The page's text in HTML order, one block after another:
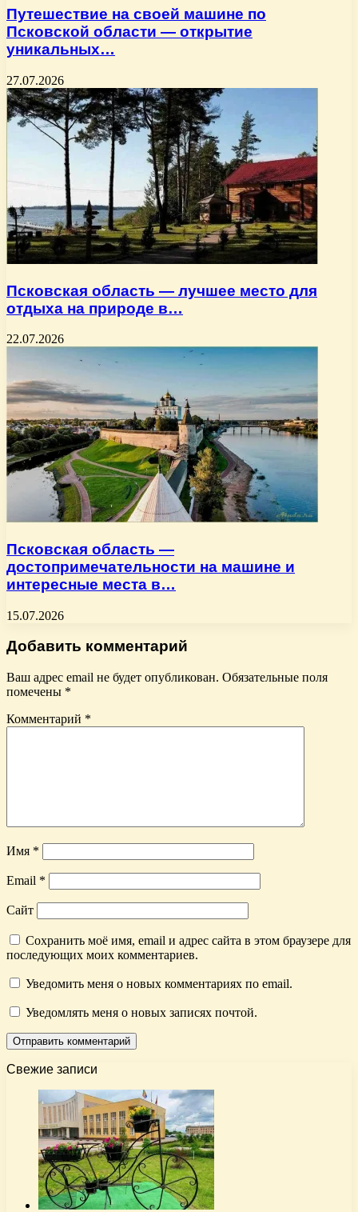
Путешествие на своей машине по
Псковской области — открытие
уникальных…
27.07.2026
Псковская область — лучшее место для
отдыха на природе в…
22.07.2026
Псковская область —
достопримечательности на машине и
интересные места в…
15.07.2026
Добавить комментарий
Ваш адрес email не будет опубликован. Обязательные поля
помечены *
Комментарий *
Имя *
Email *
Сайт
Сохранить моё имя, email и адрес сайта в этом браузере для
последующих моих комментариев.
Уведомить меня о новых комментариях по email.
Уведомлять меня о новых записях почтой.
Свежие записи